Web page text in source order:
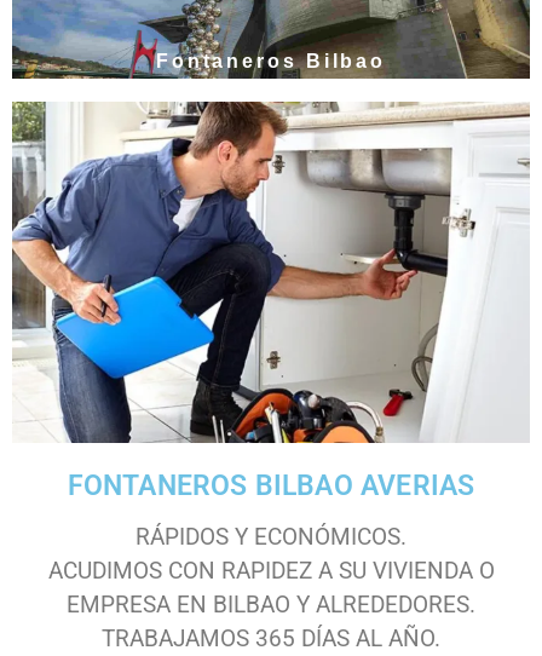
Fontaneros Bilbao
FONTANEROS BILBAO AVERIAS
RÁPIDOS Y ECONÓMICOS.
ACUDIMOS CON RAPIDEZ A SU VIVIENDA O
EMPRESA EN BILBAO Y ALREDEDORES.
TRABAJAMOS 365 DÍAS AL AÑO.